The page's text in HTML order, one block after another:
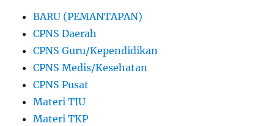
BARU (PEMANTAPAN)
CPNS Daerah
CPNS Guru/Kependidikan
CPNS Medis/Kesehatan
CPNS Pusat
Materi TIU
Materi TKP